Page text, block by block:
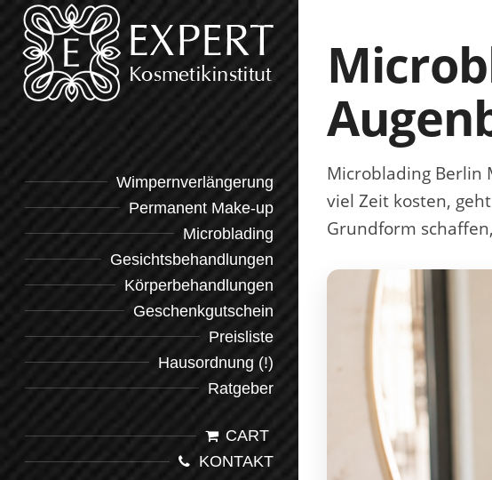
Wimpernverlängerung
Permanent Make-up
Microblading
Gesichtsbehandlungen
Körperbehandlungen
Geschenkgutschein
Preisliste
Hausordnung (!)
Ratgeber
CART
KONTAKT
Microblading Berlin
viel Zeit kosten,
Grundform